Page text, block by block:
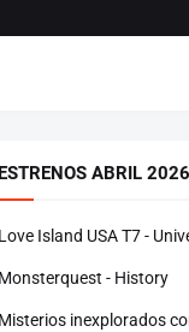
ESTRENOS ABRIL 2026
Love Island USA T7 -
Monsterquest - History
Misterios inexplorados